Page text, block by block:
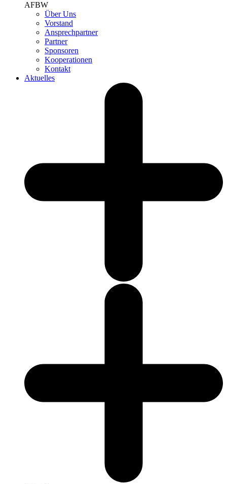
AFBW
Über Uns
Vorstand
Ansprechpartner
Partner
Sponsoren
Kooperationen
Kontakt
Aktuelles